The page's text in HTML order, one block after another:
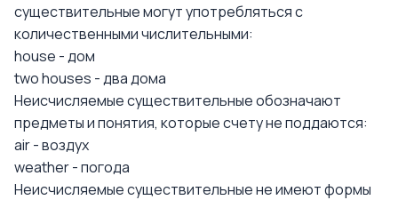
существительные могут употребляться с
количественными числительными:
house - дом
two houses - два дома
Неисчисляемые существительные обозначают
предметы и понятия, которые счету не поддаются:
air - воздух
weather - погода
Неисчисляемые существительные не имеют формы